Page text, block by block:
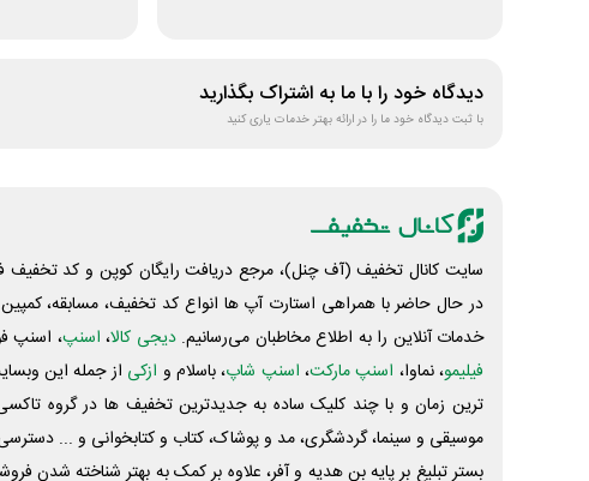
دیدگاه خود را با ما به اشتراک بگذارید
با ثبت دیدگاه خود ما را در ارائه بهتر خدمات یاری کنید
سایت کانال تخفیف (آف چنل)، مرجع دریافت رایگان کوپن و کد تخفیف
در حال حاضر با همراهی استارت آپ ها انواع کد تخفیف، مسابقه،
خدمات آنلاین را به اطلاع مخاطبان می‌رسانیم. دیجی کالا، اسنپ، اسنپ
فیلیمو، نماوا، اسنپ مارکت، اسنپ شاپ، باسلام و ازکی از جمله این
ترین زمان و با چند کلیک ساده به جدیدترین تخفیف ها در گروه تاکسی
موسیقی و سینما، گردشگری، مد و پوشاک، کتاب و کتابخوانی و ... دسترسی
بستر تبلیغ بر پایه بن هدیه و آفر، علاوه بر کمک به بهتر شناخته شدن